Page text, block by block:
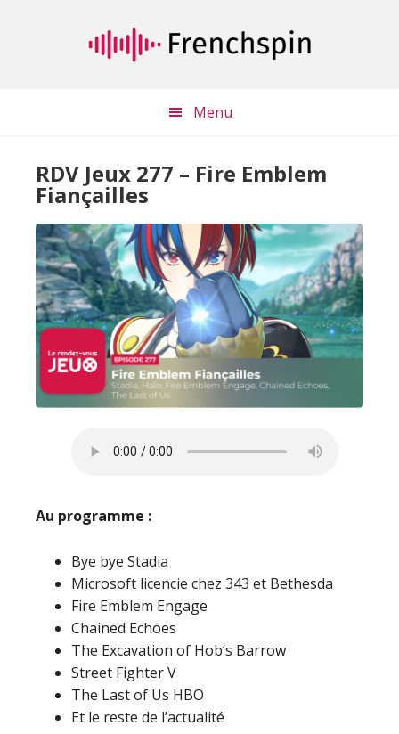
Menu
RDV Jeux 277 – Fire Emblem
Fiançailles
Au programme :
Bye bye Stadia
Microsoft licencie chez 343 et Bethesda
Fire Emblem Engage
Chained Echoes
The Excavation of Hob’s Barrow
Street Fighter V
The Last of Us HBO
Et le reste de l’actualité